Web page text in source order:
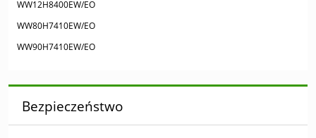
WW12H8400EW/EO
WW80H7410EW/EO
WW90H7410EW/EO
Bezpieczeństwo